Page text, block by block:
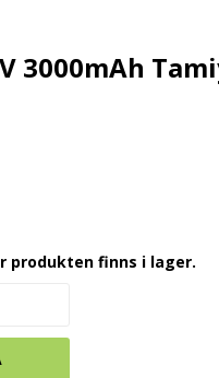
3000mAh
produkten finns i lager.